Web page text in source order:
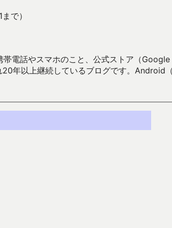
で）
電話やスマホのこと、公式ストア（
年以上継続しているブログです。